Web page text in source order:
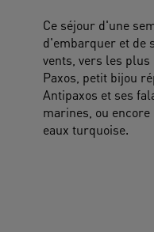
Ce séjour d'une
d'embarquer et de
vents, vers les
Paxos, petit bijou
Antipaxos et ses
marines, ou
eaux turquoise.